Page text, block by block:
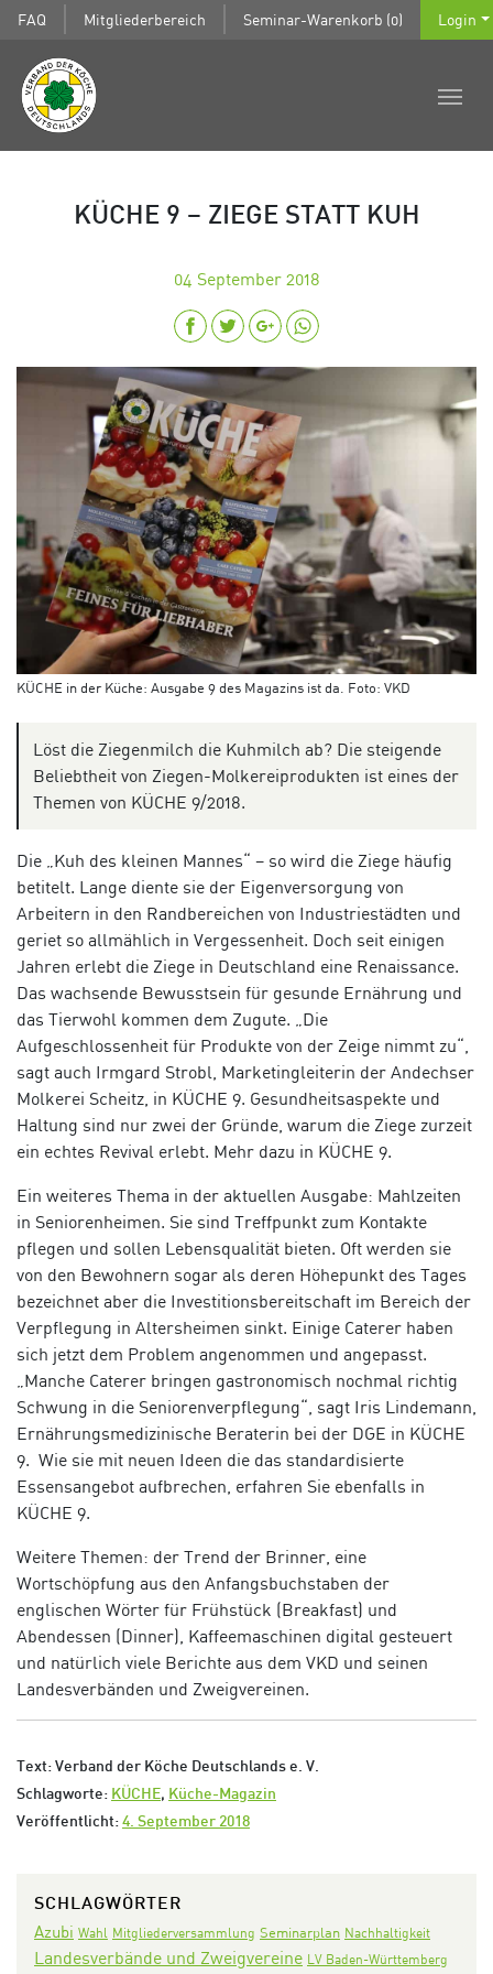
FAQ Mitgliederbereich Seminar-Warenkorb (0) Login
KÜCHE 9 – ZIEGE STATT KUH
04 September 2018
KÜCHE in der Küche: Ausgabe 9 des Magazins ist da. Foto: VKD
Löst die Ziegenmilch die Kuhmilch ab? Die steigende
Beliebtheit von Ziegen-Molkereiprodukten ist eines der
Themen von KÜCHE 9/2018.
Die „Kuh des kleinen Mannes“ – so wird die Ziege häufig
betitelt. Lange diente sie der Eigenversorgung von
Arbeitern in den Randbereichen von Industriestädten und
geriet so allmählich in Vergessenheit. Doch seit einigen
Jahren erlebt die Ziege in Deutschland eine Renaissance.
Das wachsende Bewusstsein für gesunde Ernährung und
das Tierwohl kommen dem Zugute. „Die
Aufgeschlossenheit für Produkte von der Zeige nimmt zu“,
sagt auch Irmgard Strobl, Marketingleiterin der Andechser
Molkerei Scheitz, in KÜCHE 9. Gesundheitsaspekte und
Haltung sind nur zwei der Gründe, warum die Ziege zurzeit
ein echtes Revival erlebt. Mehr dazu in KÜCHE 9.
Ein weiteres Thema in der aktuellen Ausgabe: Mahlzeiten
in Seniorenheimen. Sie sind Treffpunkt zum Kontakte
pflegen und sollen Lebensqualität bieten. Oft werden sie
von den Bewohnern sogar als deren Höhepunkt des Tages
bezeichnet aber die Investitionsbereitschaft im Bereich der
Verpflegung in Altersheimen sinkt. Einige Caterer haben
sich jetzt dem Problem angenommen und angepasst.
„Manche Caterer bringen gastronomisch nochmal richtig
Schwung in die Seniorenverpflegung“, sagt Iris Lindemann,
Ernährungsmedizinische Beraterin bei der DGE in KÜCHE
9. Wie sie mit neuen Ideen die das standardisierte
Essensangebot aufbrechen, erfahren Sie ebenfalls in
KÜCHE 9.
Weitere Themen: der Trend der Brinner, eine
Wortschöpfung aus den Anfangsbuchstaben der
englischen Wörter für Frühstück (Breakfast) und
Abendessen (Dinner), Kaffeemaschinen digital gesteuert
und natürlich viele Berichte aus dem VKD und seinen
Landesverbänden und Zweigvereinen.
Text: Verband der Köche Deutschlands e. V.
Schlagworte: KÜCHE, Küche-Magazin
Veröffentlicht: 4. September 2018
SCHLAGWÖRTER
Azubi Wahl Mitgliederversammlung Seminarplan Nachhaltigkeit
Landesverbände und Zweigvereine LV Baden-Württemberg